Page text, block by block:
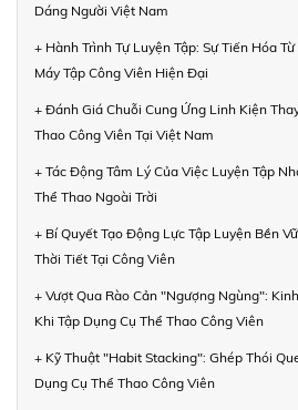
Dáng Người Việt Nam
+ Hành Trình Tự Luyện Tập: Sự Tiến Hóa
Máy Tập Công Viên Hiện Đại
+ Đánh Giá Chuỗi Cung Ứng Linh Kiện
Thao Công Viên Tại Việt Nam
+ Tác Động Tâm Lý Của Việc Luyện Tập
Thể Thao Ngoài Trời
+ Bí Quyết Tạo Động Lực Tập Luyện Bền
Thời Tiết Tại Công Viên
+ Vượt Qua Rào Cản "Ngượng Ngùng":
Khi Tập Dụng Cụ Thể Thao Công Viên
+ Kỹ Thuật "Habit Stacking": Ghép Thói
Dụng Cụ Thể Thao Công Viên